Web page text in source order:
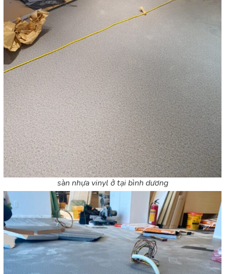
sàn nhựa vinyl ở tại bình dương